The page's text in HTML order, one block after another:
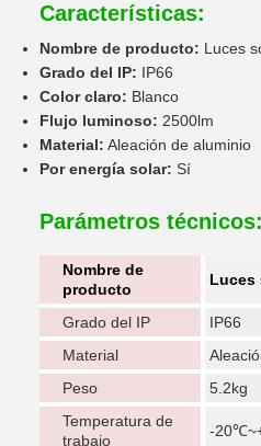
Características:
Nombre de producto: Luces
Grado del IP: IP66
Color claro: Blanco
Flujo luminoso: 2500lm
Material: Aleación de aluminio
Por energía solar: Sí
Parámetros técnicos:
Nombre de
producto
Luces
Grado del IP
IP66
Material
Peso
5.2kg
Temperatura de
trabajo
-